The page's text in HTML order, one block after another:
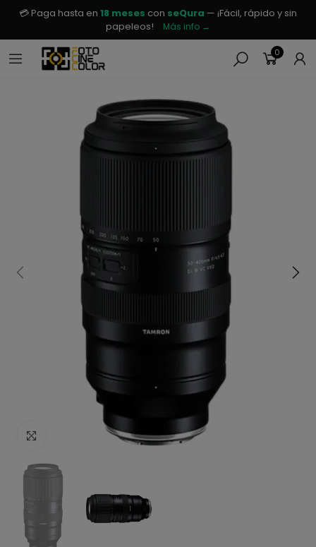
💳 Paga hasta en 18 meses con seQura — ¡Fácil, rápido y sin
papeleos!
Más info →
0
Haga clic para ampliar